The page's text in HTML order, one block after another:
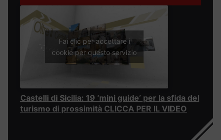
Fai clic per accettare i
cookie per questo servizio
Castelli di Sicilia: 19 ‘mini guide’ per la sfida del
turismo di prossimità CLICCA PER IL VIDEO